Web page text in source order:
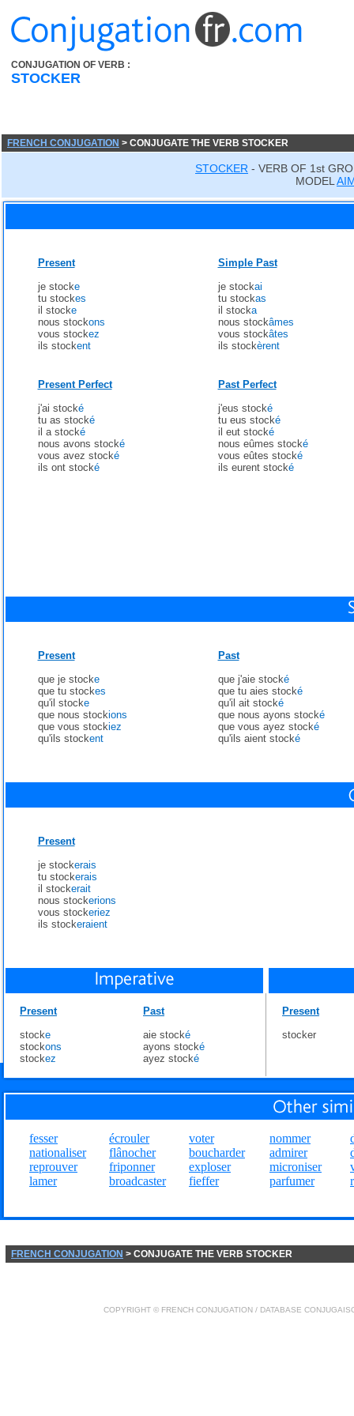
CONJUGATION OF VERB :
STOCKER
FRENCH CONJUGATION > CONJUGATE THE VERB STOCKER
STOCKER - VERB OF 1st
MODEL
Present
je stocke
tu stockes
il stocke
nous stockons
vous stockez
ils stockent
Simple Past
je stockai
tu stockas
il stocka
nous stockâmes
vous stockâtes
ils stockèrent
Present Perfect
j'ai stocké
tu as stocké
il a stocké
nous avons stocké
vous avez stocké
ils ont stocké
Past Perfect
j'eus stocké
tu eus stocké
il eut stocké
nous eûmes stocké
vous eûtes stocké
ils eurent stocké
Present
que je stocke
que tu stockes
qu'il stocke
que nous stockions
que vous stockiez
qu'ils stockent
Past
que j'aie stocké
que tu aies stocké
qu'il ait stocké
que nous ayons stocké
que vous ayez stocké
qu'ils aient stocké
Present
je stockerais
tu stockerais
il stockerait
nous stockerions
vous stockeriez
ils stockeraient
Present
stocke
stockons
stockez
Past
aie stocké
ayons stocké
ayez stocké
Present
stocker
fesser
nationaliser
reprouver
lamer
écrouler
flânocher
friponner
broadcaster
voter
boucharder
exploser
fieffer
nommer
admirer
microniser
parfumer
FRENCH CONJUGATION > CONJUGATE THE VERB STOCKER
COPYRIGHT © FRENCH CONJUGATION / DATABASE